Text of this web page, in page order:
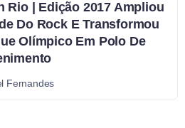
Rio | Edição 2017 Ampliou
Do Rock E Transformou
Olímpico Em Polo De
Fernandes